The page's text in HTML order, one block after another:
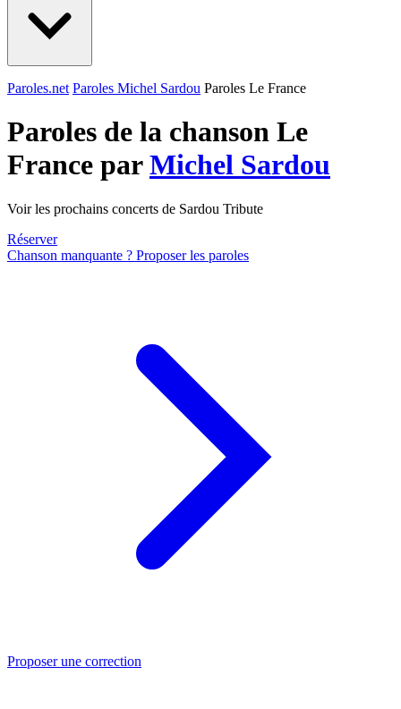
Paroles.net Paroles Michel Sardou Paroles Le France
Paroles de la chanson Le
France parMichel Sardou
Voir les prochains concerts de Sardou Tribute
Réserver
Chanson manquante ? Proposer les paroles
Proposer une correction